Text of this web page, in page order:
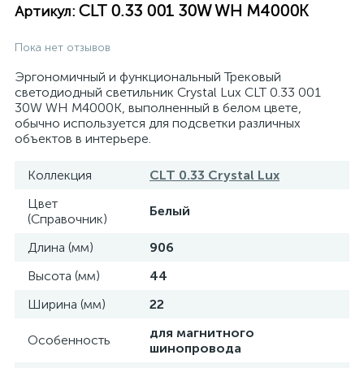
Артикул: CLT 0.33 001 30W WH M4000K
Пока нет отзывов
Эргономичный и функциональный Трековый
светодиодный светильник Crystal Lux CLT 0.33 001
30W WH M4000K, выполненный в белом цвете,
обычно используется для подсветки различных
объектов в интерьере.
Коллекция
CLT 0.33 Crystal Lux
Цвет
(Справочник)
Белый
Длина (мм)
906
Высота (мм)
44
Ширина (мм)
22
Особенность
для магнитного
шинопровода